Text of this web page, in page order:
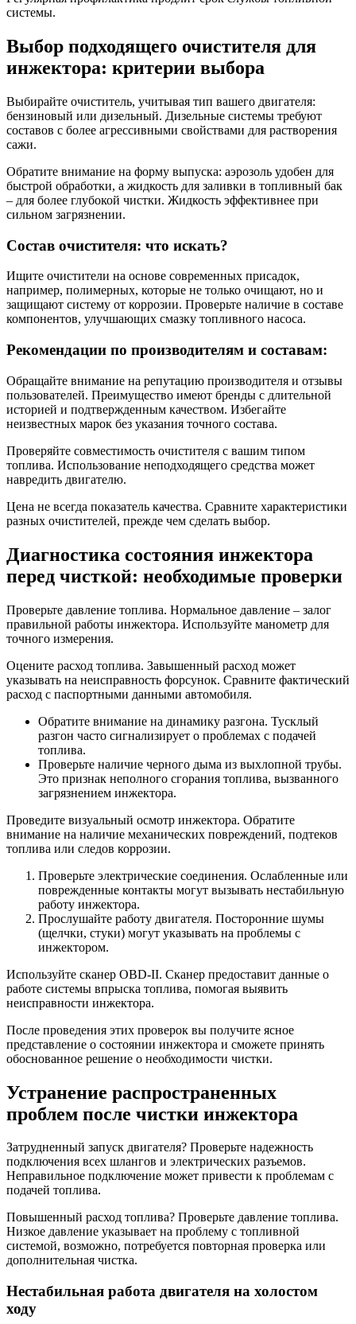
системы.
Выбор подходящего очистителя для
инжектора: критерии выбора
Выбирайте очиститель, учитывая тип вашего двигателя:
бензиновый или дизельный. Дизельные системы требуют
составов с более агрессивными свойствами для растворения
сажи.
Обратите внимание на форму выпуска: аэрозоль удобен для
быстрой обработки, а жидкость для заливки в топливный бак
– для более глубокой чистки. Жидкость эффективнее при
сильном загрязнении.
Состав очистителя: что искать?
Ищите очистители на основе современных присадок,
например, полимерных, которые не только очищают, но и
защищают систему от коррозии. Проверьте наличие в составе
компонентов, улучшающих смазку топливного насоса.
Рекомендации по производителям и составам:
Обращайте внимание на репутацию производителя и отзывы
пользователей. Преимущество имеют бренды с длительной
историей и подтвержденным качеством. Избегайте
неизвестных марок без указания точного состава.
Проверяйте совместимость очистителя с вашим типом
топлива. Использование неподходящего средства может
навредить двигателю.
Цена не всегда показатель качества. Сравните характеристики
разных очистителей, прежде чем сделать выбор.
Диагностика состояния инжектора
перед чисткой: необходимые проверки
Проверьте давление топлива. Нормальное давление – залог
правильной работы инжектора. Используйте манометр для
точного измерения.
Оцените расход топлива. Завышенный расход может
указывать на неисправность форсунок. Сравните фактический
расход с паспортными данными автомобиля.
Обратите внимание на динамику разгона. Тусклый
разгон часто сигнализирует о проблемах с подачей
топлива.
Проверьте наличие черного дыма из выхлопной трубы.
Это признак неполного сгорания топлива, вызванного
загрязнением инжектора.
Проведите визуальный осмотр инжектора. Обратите
внимание на наличие механических повреждений, подтеков
топлива или следов коррозии.
Проверьте электрические соединения. Ослабленные или
поврежденные контакты могут вызывать нестабильную
работу инжектора.
Прослушайте работу двигателя. Посторонние шумы
(щелчки, стуки) могут указывать на проблемы с
инжектором.
Используйте сканер OBD-II. Сканер предоставит данные о
работе системы впрыска топлива, помогая выявить
неисправности инжектора.
После проведения этих проверок вы получите ясное
представление о состоянии инжектора и сможете принять
обоснованное решение о необходимости чистки.
Устранение распространенных
проблем после чистки инжектора
Затрудненный запуск двигателя? Проверьте надежность
подключения всех шлангов и электрических разъемов.
Неправильное подключение может привести к проблемам с
подачей топлива.
Повышенный расход топлива? Проверьте давление топлива.
Низкое давление указывает на проблему с топливной
системой, возможно, потребуется повторная проверка или
дополнительная чистка.
Нестабильная работа двигателя на холостом
ходу